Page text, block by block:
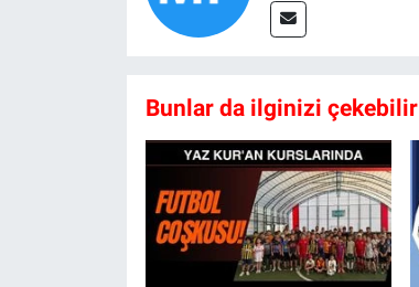
Bunlar da ilginizi çekebilir